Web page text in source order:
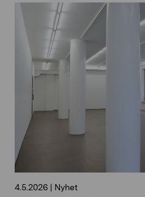
4.5.2026 | Nyhet